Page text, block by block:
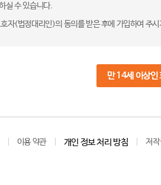
실 수 있습니다.
자(법정대리인)의 동의를 받은 후에 가입하여 주
만 14세 이상인
이용 약관 개인 정보 처리 방침 저